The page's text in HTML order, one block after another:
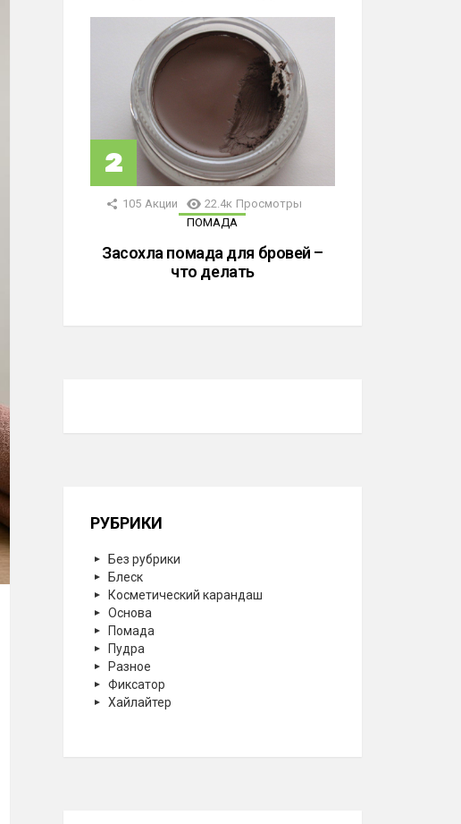
105 Акции 22.4к Просмотры
ПОМАДА
Засохла помада для бровей –
что делать
РУБРИКИ
Без рубрики
Блеск
Косметический карандаш
Основа
Помада
Пудра
Разное
Фиксатор
Хайлайтер